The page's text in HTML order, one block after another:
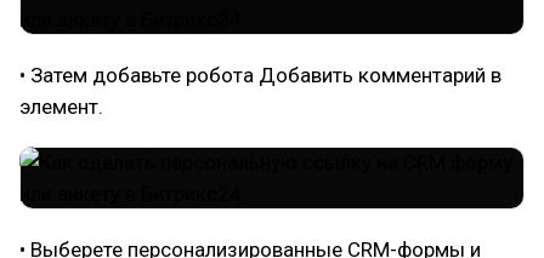
• Затем добавьте робота Добавить комментарий в
элемент.
• Выберете персонализированные CRM-формы и